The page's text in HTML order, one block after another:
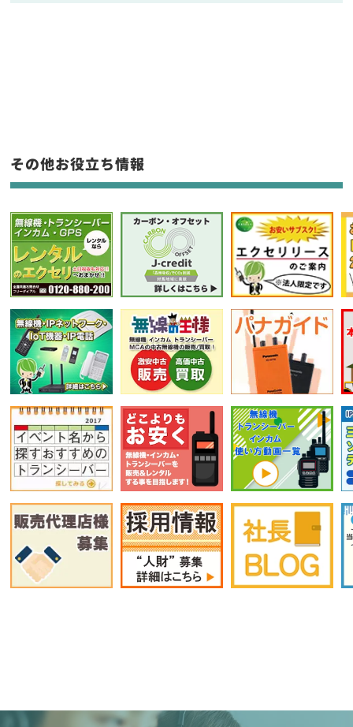
フリーワード入力(製品名等)
選択条件をリセット
その他お役立ち情報